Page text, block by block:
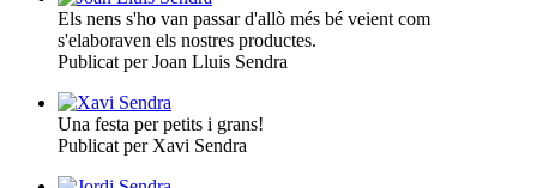
Els nens s'ho van passar d'allò més bé veient com
s'elaboraven els nostres productes.
Publicat per Joan Lluis Sendra
Una festa per petits i grans!
Publicat per Xavi Sendra